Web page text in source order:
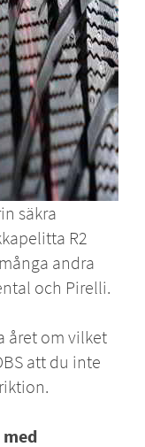
säkra
R2
andra
och Pirelli.
året om vilket
att du inte